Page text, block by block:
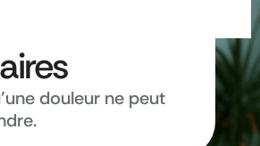
douleur ne peut